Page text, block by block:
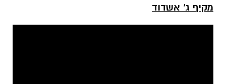
מקיף ג' אשדוד